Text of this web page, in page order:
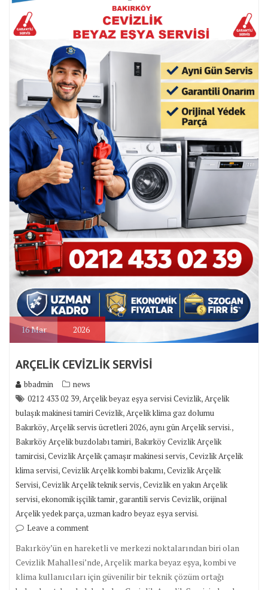
16Mar 2026
ARÇELİK CEVİZLİK SERVİSİ
bbadmin
news
0212 433 02 39,Arçelik beyaz eşya servisi Cevizlik,Arçelik
bulaşık makinesi tamiri Cevizlik,Arçelik klima gaz dolumu
Bakırköy,Arçelik servis ücretleri 2026,aynı gün Arçelik servisi.,
Bakırköy Arçelik buzdolabı tamiri,Bakırköy Cevizlik Arçelik
tamircisi,Cevizlik Arçelik çamaşır makinesi servis,Cevizlik Arçelik
klima servisi,Cevizlik Arçelik kombi bakımı,Cevizlik Arçelik
Servisi,Cevizlik Arçelik teknik servis,Cevizlik en yakın Arçelik
servisi,ekonomik işçilik tamir,garantili servis Cevizlik,orijinal
Arçelik yedek parça,uzman kadro beyaz eşya servisi.
Leave a comment
Bakırköy’ün en hareketli ve merkezi noktalarından biri olan
Cevizlik Mahallesi’nde, Arçelik marka beyaz eşya, kombi ve
klima kullanıcıları için güvenilir bir teknik çözüm ortağı